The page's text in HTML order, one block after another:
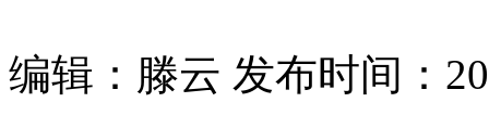
编辑：滕云 发布时间：